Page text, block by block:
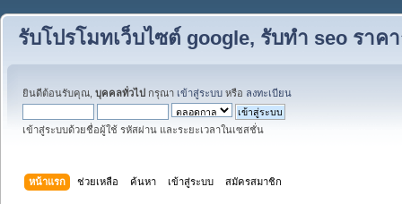
รับโปรโมทเว็บไซต์ google, รับทำ seo ราค
ยินดีต้อนรับคุณ, บุคคลทั่วไป กรุณา เข้าสู่ระบบ หรือ ลงทะเบียน
เข้าสู่ระบบด้วยชื่อผู้ใช้ รหัสผ่าน และระยะเวลาในเซสชั่น
หน้าแรก ช่วยเหลือ ค้นหา เข้าสู่ระบบ สมัครสมาชิก